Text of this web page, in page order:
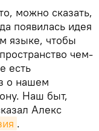
можно сказать,
появилась идея
языке, чтобы
чем-
есть
о нашем
Наш быт,
Алекс
.